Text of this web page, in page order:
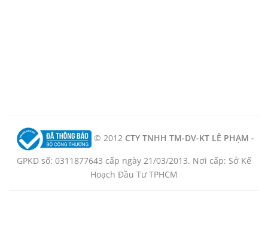
© 2012 CTY TNHH TM-DV-KT LÊ PHẠM -
GPKD số: 0311877643 cấp ngày 21/03/2013. Nơi cấp: Sở Kế
Hoạch Đầu Tư TPHCM